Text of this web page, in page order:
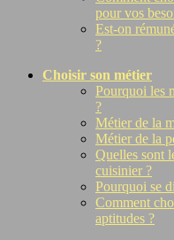
pour vos
Est-on
?
Choisir son métier
Pourquoi les
?
Métier de la
Métier de la
Quelles sont
cuisinier ?
Pourquoi se
Comment
aptitudes ?